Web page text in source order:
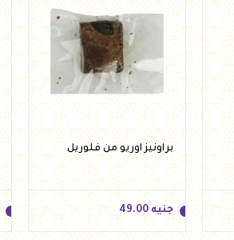
براونيز اوريو من فلوريل
جنيه 49.00